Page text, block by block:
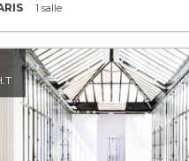
1 salle